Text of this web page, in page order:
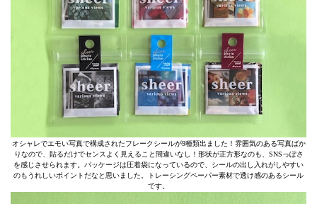
オシャレでエモい写真で構成されたフレークシールが9種類出ました！雰囲気のある写真ばか
りなので、貼るだけでセンスよく見えること間違いなし！形状が正方形なのも、SNSっぽさ
を感じさせられます。パッケージは圧着袋になっているので、シールの出し入れがしやすい
のもうれしいポイントだなと思いました。トレーシングペーパー素材で透け感のあるシール
です。